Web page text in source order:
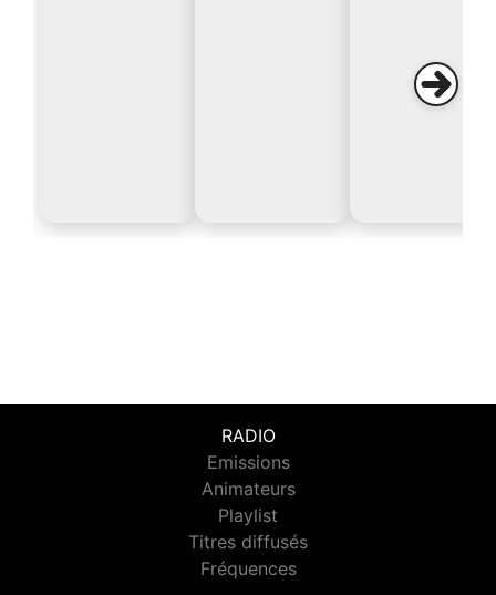
RADIO
Emissions
Animateurs
Playlist
Titres diffusés
Fréquences